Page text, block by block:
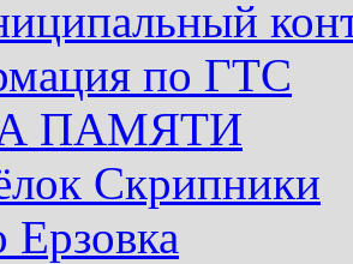
по ГТС
ПАМЯТИ
Скрипники
Ерзовка